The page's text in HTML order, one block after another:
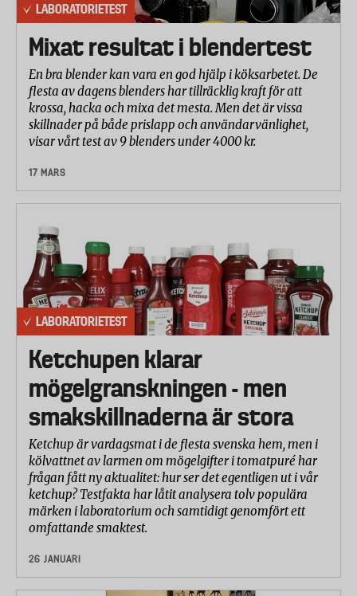
LABORATORIETEST
Mixat resultat i blendertest
En bra blender kan vara en god hjälp i köksarbetet. De
flesta av dagens blenders har tillräcklig kraft för att
krossa, hacka och mixa det mesta. Men det är vissa
skillnader på både prislapp och användarvänlighet,
visar vårt test av 9 blenders under 4000 kr.
17 MARS
LABORATORIETEST
Ketchupen klarar
mögelgranskningen - men
smakskillnaderna är stora
Ketchup är vardagsmat i de flesta svenska hem, men i
kölvattnet av larmen om mögelgifter i tomatpuré har
frågan fått ny aktualitet: hur ser det egentligen ut i vår
ketchup? Testfakta har låtit analysera tolv populära
märken i laboratorium och samtidigt genomfört ett
omfattande smaktest.
26 JANUARI